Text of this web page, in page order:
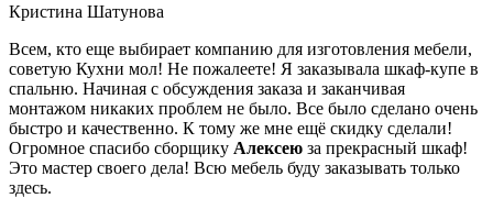
Кристина Шатунова
Всем, кто еще выбирает компанию для изготовления мебели,
советую Кухни мол! Не пожалеете! Я заказывала шкаф-купе в
спальню. Начиная с обсуждения заказа и заканчивая
монтажом никаких проблем не было. Все было сделано очень
быстро и качественно. К тому же мне ещё скидку сделали!
Огромное спасибо сборщику Алексею за прекрасный шкаф!
Это мастер своего дела! Всю мебель буду заказывать только
здесь.